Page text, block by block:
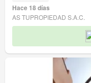
Hace 18 días
AS TUPROPIEDAD S.A.C.